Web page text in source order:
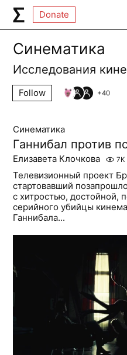
Donate
Синематика
Исследования
Follow +40
Синематика
Ганнибал против
Елизавета Клочкова 7K
Телевизионный проект
стартовавший
с хитростью, достойной,
серийного убийцы
Ганнибала...